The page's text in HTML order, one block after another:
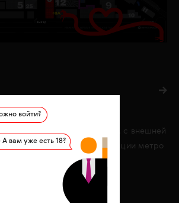
войти?
А вам уже есть 18?
кластере ARTPLAY, с внешней
строении 8. Ближайшие станции метро